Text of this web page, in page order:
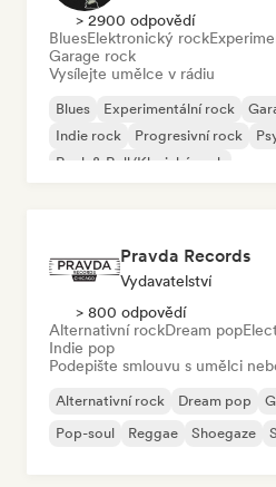
> 2900 odpovědí
BluesElektronický rock
Garage rock
Vysílejte umělce v rádiu
Blues Experimentální rock
Indie rock
Progresivní rock
Rock & Roll/Klasický rock
Pravda Records
Vydavatelství
> 800 odpovědí
Alternativní rockDream pop
Indie pop
Podepište smlouvu s umělci
Alternativní rock Dream pop
Pop-soul
Reggae Shoegaze